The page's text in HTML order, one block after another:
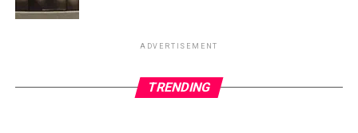
“Recebemos famílias inteiras que voltam todos os anos.
no lodge, mas em toda a cadeia: transporte aéreo, guias,
avaliou.
ADVERTISEMENT
TRENDING